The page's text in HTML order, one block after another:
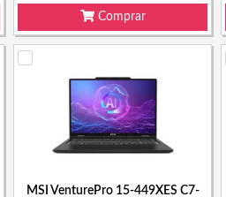
Comprar
MSI VenturePro 15-449XES C7-